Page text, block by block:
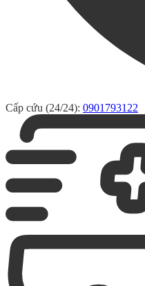
Cấp cứu (24/24): 0901793122